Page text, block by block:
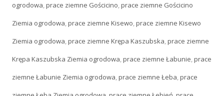
ogrodowa,prace ziemne Gościcino,prace ziemne Gościcino
Ziemia ogrodowa,prace ziemne Kisewo,prace ziemne Kisewo
Ziemia ogrodowa,prace ziemne Krępa Kaszubska,prace ziemne
Krępa Kaszubska Ziemia ogrodowa,prace ziemne Łabunie,prace
ziemne Łabunie Ziemia ogrodowa,prace ziemne Łeba,prace